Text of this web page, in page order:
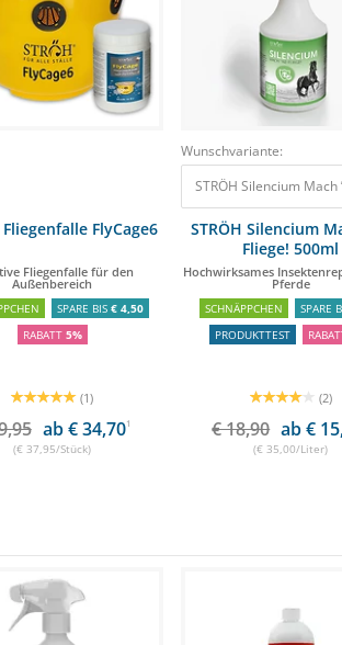
Fliegenfalle FlyCage6
Fliegenfalle für den
Außenbereich
SPARE BIS € 4,50
RABATT 5%
(1)
ab € 34,701
(€ 37,95/Stück)
Wunschvariante:
STRÖH Silencium
STRÖH Silencium
Fliege! 500ml
Hochwirksames
Pferde
SCHNÄPPCHEN SPARE
PRODUKTTEST
(2)
€ 18,90 ab €
(€ 35,00/Liter)